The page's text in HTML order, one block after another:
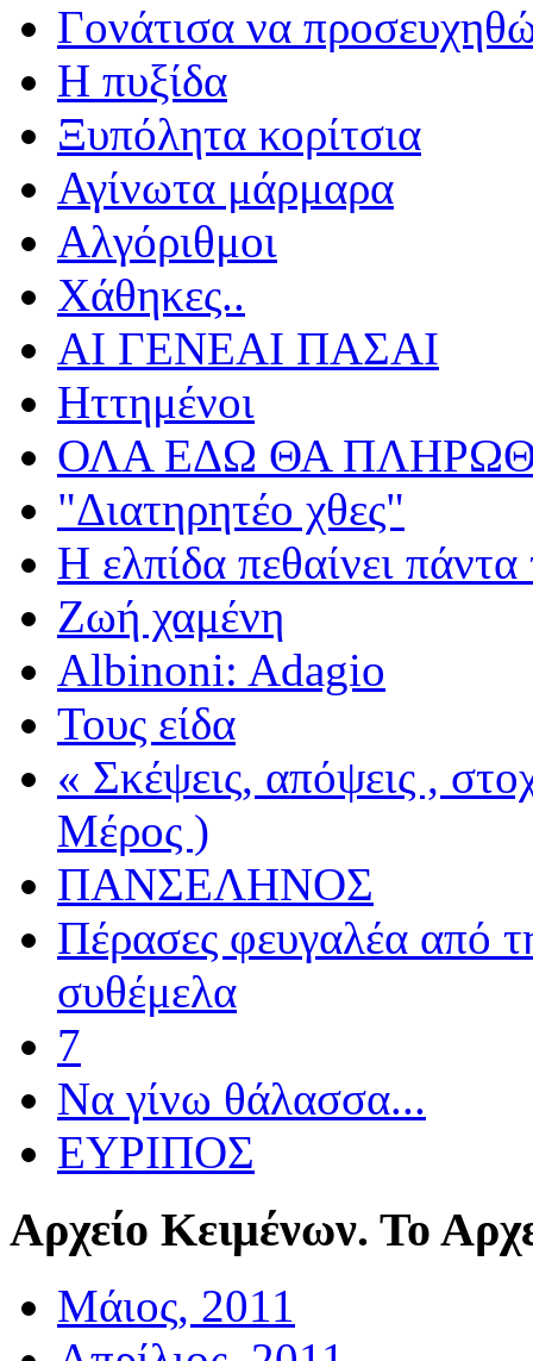
Γονάτισα να
Η πυξίδα
Ξυπόλητα κορίτσια
Αγίνωτα μάρμαρα
Αλγόριθμοι
Χάθηκες..
ΑΙ ΓΕΝΕΑΙ ΠΑΣΑΙ
Ηττημένοι
ΟΛΑ ΕΔΩ ΘΑ
"Διατηρητέο χθες"
Η ελπίδα πεθαίνει πάντα
Ζωή χαμένη
Albinoni: Adagio
Τους είδα
« Σκέψεις, απόψεις ,
Μέρος )
ΠΑΝΣΕΛΗΝΟΣ
Πέρασες φευγαλέα από
συθέμελα
7
Να γίνω θάλασσα...
ΕΥΡΙΠΟΣ
Αρχείο Κειμένων. Το
Μάιος, 2011